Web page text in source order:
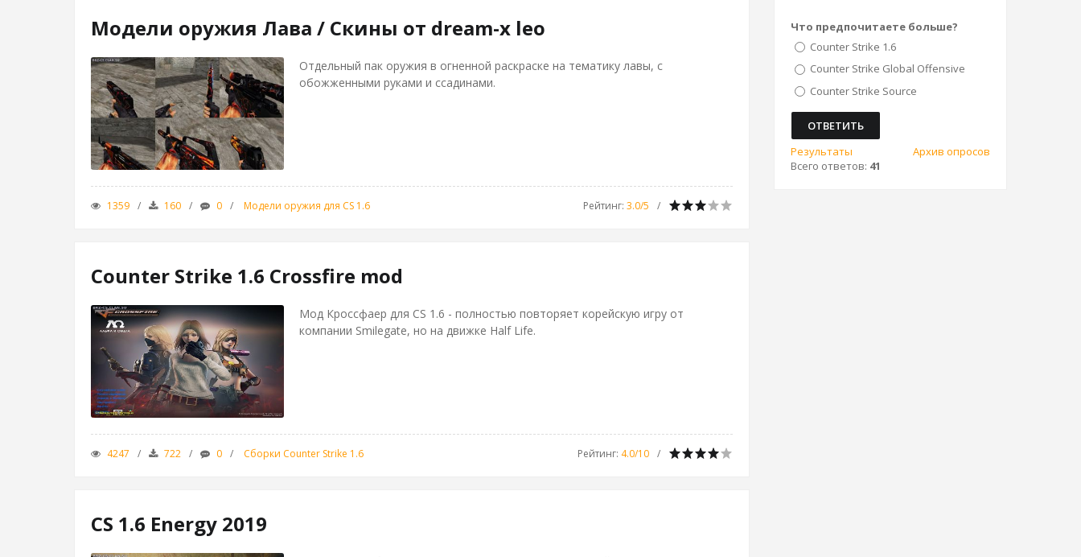
Модели оружия Лава / Скины от dream-x leo
Отдельный пак оружия в огненной раскраске на тематику лавы, с
обожженными руками и ссадинами.
1359 160 0 Модели оружия для CS 1.6 Рейтинг: 3.0/5
Counter Strike 1.6 Crossfire mod
Мод Кроссфаер для CS 1.6 - полностью повторяет корейскую игру от
компании Smilegate, но на движке Half Life.
4247 722 0 Сборки Counter Strike 1.6 Рейтинг: 4.0/10
CS 1.6 Energy 2019
Что предпочитаете больше?
Counter Strike 1.6
Counter Strike Global Offensive
Counter Strike Source
Результаты
Архив опросов
Всего ответов: 41